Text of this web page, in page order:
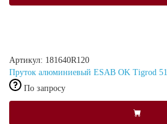
Артикул: 181640R120
Пруток алюминиевый ESAB OK Tigrod
По запросу